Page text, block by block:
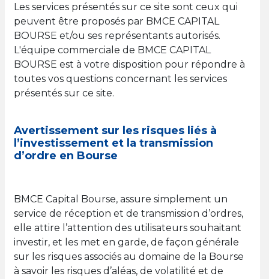
Les services présentés sur ce site sont ceux qui
peuvent être proposés par BMCE CAPITAL
BOURSE et/ou ses représentants autorisés.
L'équipe commerciale de BMCE CAPITAL
BOURSE est à votre disposition pour répondre à
toutes vos questions concernant les services
présentés sur ce site.
Avertissement sur les risques liés à
l’investissement et la transmission
d’ordre en Bourse
BMCE Capital Bourse, assure simplement un
service de réception et de transmission d’ordres,
elle attire l’attention des utilisateurs souhaitant
investir, et les met en garde, de façon générale
sur les risques associés au domaine de la Bourse
à savoir les risques d’aléas, de volatilité et de